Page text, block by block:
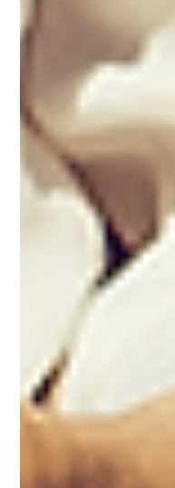
A partir dessa sexta-
viagens com dinheiro.
apenas para alguns...